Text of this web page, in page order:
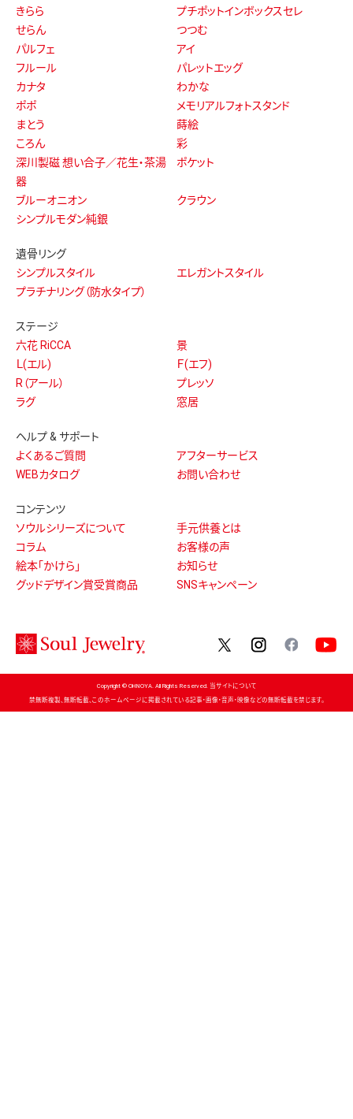
きらら
プチポットインボックスセレ
せらん
つつむ
パルフェ
アイ
フルール
パレットエッグ
カナタ
わかな
ポポ
メモリアルフォトスタンド
まとう
蒔絵
ころん
彩
深川製磁 想い合子／花生・茶湯
器
ポケット
ブルーオニオン
クラウン
シンプルモダン純銀
遺骨リング
シンプルスタイル
エレガントスタイル
プラチナリング（防水タイプ）
ステージ
六花 RiCCA
景
Ｌ(エル)
Ｆ(エフ)
R（アール）
プレッソ
ラグ
窓居
ヘルプ & サポート
よくあるご質問
アフターサービス
WEBカタログ
お問い合わせ
コンテンツ
ソウルシリーズについて
手元供養とは
コラム
お客様の声
絵本「かけら」
お知らせ
グッドデザイン賞受賞商品
SNSキャンペーン
twitterinstagram
Copyright © OHNOYA. All Rights Reserved. 当サイトについて
禁無断複製、無断転載、このホームページに掲載されている記事・画像・音声・映像などの無断転載を禁じます。